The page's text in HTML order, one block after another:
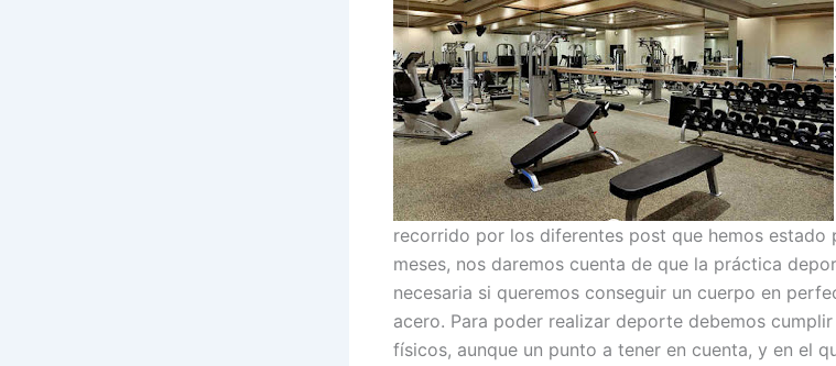
recorrido por los diferentes post que hemos estado
meses, nos daremos cuenta de que la práctica
necesaria si queremos conseguir un cuerpo en
acero. Para poder realizar deporte debemos
físicos, aunque un punto a tener en cuenta, y en el